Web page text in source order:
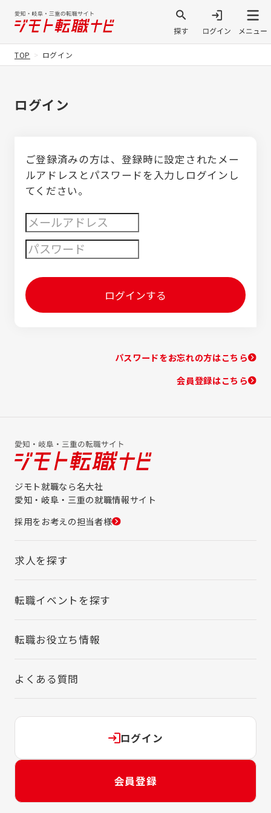
TOP ログイン
ログイン
ご登録済みの方は、登録時に設定されたメー
ルアドレスとパスワードを入力しログインし
てください。
ログインする
パスワードをお忘れの方はこちら
会員登録はこちら
ジモト就職なら名大社
愛知・岐阜・三重の就職情報サイト
採用をお考えの担当者様
求人を探す
転職イベントを探す
転職お役立ち情報
よくある質問
ログイン
会員登録